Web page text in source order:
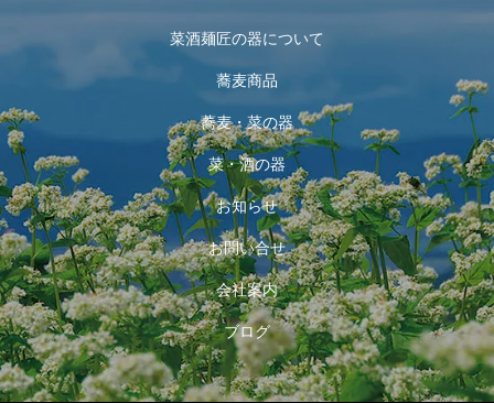
菜酒麺匠の器について
蕎麦商品
蕎麦・菜の器
菜・酒の器
お知らせ
お問い合せ
会社案内
ブログ